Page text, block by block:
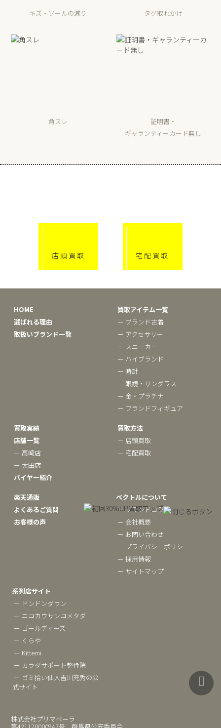
キズ・ソールの減り タグ取れかけ
角スレ
証明書・
ギャランティーカード無し
店頭買取 宅配買取
HOME
選ばれる理由
取扱いブランド一覧
買取アイテム一覧
ー ブランド古着
ー アクセサリー
ー スニーカー
ー ハイブランド
ー 時計
ー 眼鏡・サングラス
ー 金・プラチナ
ー ブランドフィギュア
買取実績
店舗一覧
ー 高崎店
ー 太田店
バイヤー紹介
買取方法
ー 店頭買取
ー 宅配買取
楽天通販
よくあるご質問
お客様の声
ベクトルについて
ー ブランドコラム
ー 会社概要
ー お問い合わせ
ー プライバシーポリシー
ー 採用情報
ー サイトマップ
系列店サイト
ー ドンドンダウン
ー ニコカウサンコメタダ
ー ゴールディーズ
ー くらや
ー Kittemi
ー カラダサポート整骨院
ー ゴミ拾い仙人吉川充秀の公
式サイト
株式会社プリマベーラ